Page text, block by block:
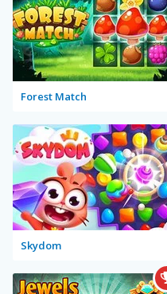
Forest Match
Skydom